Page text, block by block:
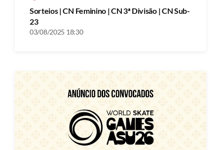
Sorteios | CN Feminino | CN 3ª Divisão | CN Sub-
23
03/08/2025 18:30